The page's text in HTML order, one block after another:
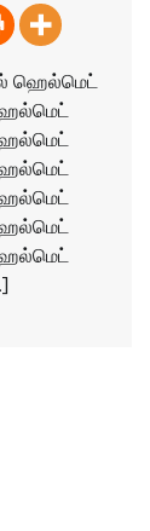
ஹெல்மெட்
ஹெல்மெட்
ஹெல்மெட்
ஹெல்மெட்
ஹெல்மெட்
ஹெல்மெட்
ஹெல்மெட்